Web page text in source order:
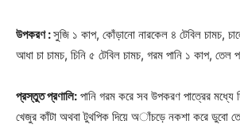
উপকরণ :সুজি ১ কাপ, কোঁড়ানো নারকেল ৪ টেবিল চামচ,
আধা চা চামচ, চিনি ৫ টেবিল চামচ, গরম পানি ১ কাপ, তেল
প্রস্তুত প্রণালি: পানি গরম করে সব উপকরণ পাত্রের মধ্যে
খেজুর কাঁটা অথবা টুথপিক দিয়ে অাঁচড়ে নকশা করে ডুবো